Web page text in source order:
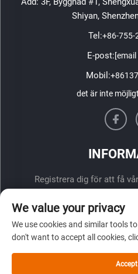
Shiyan,
Tel:+86-755-
E-post:
Mobil:
det är inte
Registrera dig för att få
We value your privacy
We use cookies and similar tools
don't want to accept all cookies,
Accept